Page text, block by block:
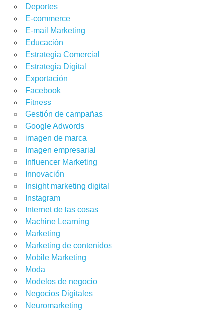
Deportes
E-commerce
E-mail Marketing
Educación
Estrategia Comercial
Estrategia Digital
Exportación
Facebook
Fitness
Gestión de campañas
Google Adwords
imagen de marca
Imagen empresarial
Influencer Marketing
Innovación
Insight marketing digital
Instagram
Internet de las cosas
Machine Learning
Marketing
Marketing de contenidos
Mobile Marketing
Moda
Modelos de negocio
Negocios Digitales
Neuromarketing